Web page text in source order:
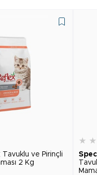
Tavuklu ve Pirinçli
2 Kg
★ ★